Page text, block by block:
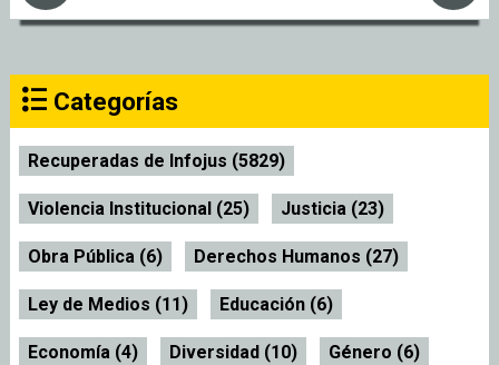
Categorías
Recuperadas de Infojus (5829)
Violencia Institucional (25) Justicia (23)
Obra Pública (6) Derechos Humanos (27)
Ley de Medios (11) Educación (6)
Economía (4) Diversidad (10) Género (6)